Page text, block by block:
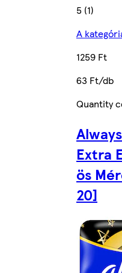
5 (1)
A
1259 Ft
63 Ft/db
Quantity
Extra
ös
20]